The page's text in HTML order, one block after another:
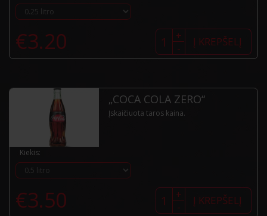
€3.20 produkto
kiekis:
„Coca
Cola“
-
+ Į KREPŠELĮ
„COCA COLA ZERO“
Įskaičiuota taros kaina.
Kiekis:
€3.50 produkto
kiekis:
„Coca -
+ Į KREPŠELĮ